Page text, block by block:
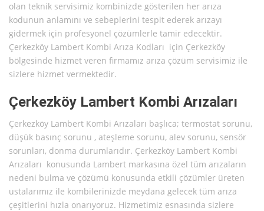
olan teknik servisimiz kombinizde gösterilen her arıza
kodunun anlamını ve sebeplerini tespit ederek arızayı
gidermek için profesyonel çözümlerle tamir edecektir.
Çerkezköy Lambert Kombi Arıza Kodları için Çerkezköy
bölgesinde hizmet veren firmamız arıza çözüm servisimiz ile
sizlere hizmet vermektedir.
Çerkezköy Lambert Kombi Arızaları
Çerkezköy Lambert Kombi Arızaları başlıca; termostat sorunu,
düşük basınç sorunu , ateşleme sorunu, alev sorunu, sensör
sorunları, donma durumlarıdır. Çerkezköy Lambert Kombi
Arızaları konusunda Lambert markasına özel tüm arızaların
nedeni bulma ve çözümü konusunda etkili çözümler üreten
ustalarımız ile kombilerinizde meydana gelecek tüm arıza
çeşitlerini hızla onarıyoruz. Hizmetimiz esnasında sizlere